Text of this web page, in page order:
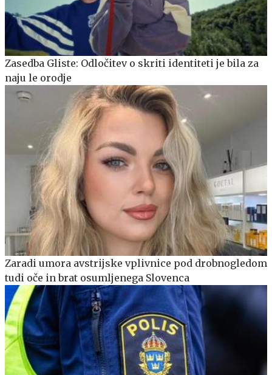
Zasedba Gliste: Odločitev o skriti identiteti je bila za
naju le orodje
Zaradi umora avstrijske vplivnice pod drobnogledom
tudi oče in brat osumljenega Slovenca